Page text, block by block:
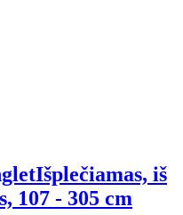
Išplečiamas, iš
107 - 305 cm